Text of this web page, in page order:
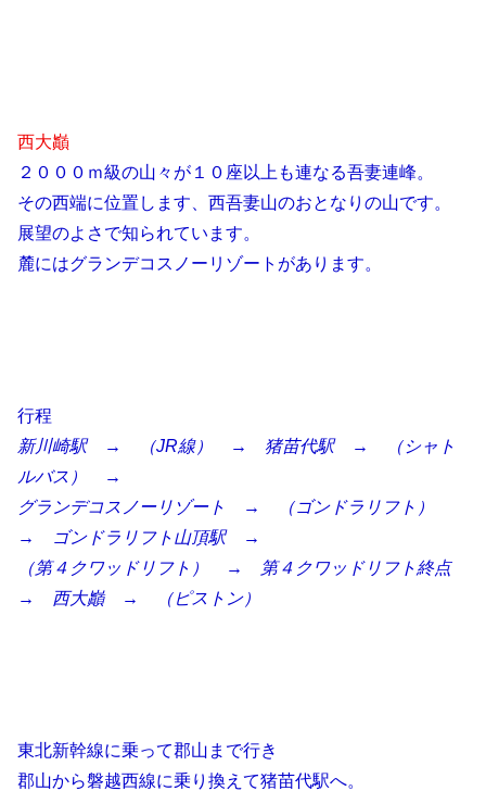
西大巓
２０００ｍ級の山々が１０座以上も連なる吾妻連峰。
その西端に位置します、西吾妻山のおとなりの山です。
展望のよさで知られています。
麓にはグランデコスノーリゾートがあります。
行程
新川崎駅 → （JR線） → 猪苗代駅 → （シャト
ルバス） →
グランデコスノーリゾート → （ゴンドラリフト）
→ ゴンドラリフト山頂駅 →
（第４クワッドリフト） → 第４クワッドリフト終点
→ 西大巓 → （ピストン）
東北新幹線に乗って郡山まで行き
郡山から磐越西線に乗り換えて猪苗代駅へ。